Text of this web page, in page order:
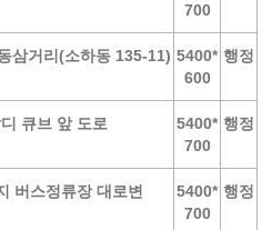
700
삼거리(소하동 135-11) 5400*
600
행정
큐브 앞 도로
5400*
700
행정
버스정류장 대로변
5400*
700
행정